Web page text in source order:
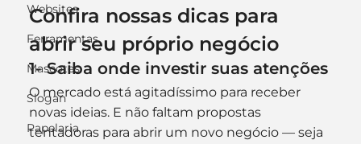
Websites
Ferramentas
Mascotes
Slogan
Papelaria
Confira nossas dicas para
abrir seu próprio negócio
1- Saiba onde investir suas atenções
O mercado está agitadíssimo para receber
novas ideias. E não faltam propostas
tentadoras para abrir um novo negócio — seja